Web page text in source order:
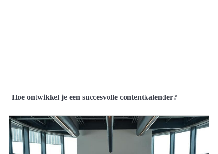
Hoe ontwikkel je een succesvolle contentkalender?